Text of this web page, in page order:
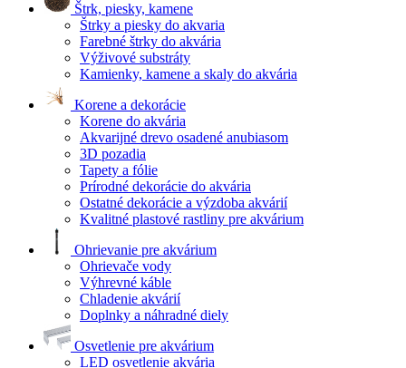
Štrk, piesky, kamene
Štrky a piesky do akvaria
Farebné štrky do akvária
Výživové substráty
Kamienky, kamene a skaly do akvária
Korene a dekorácie
Korene do akvária
Akvarijné drevo osadené anubiasom
3D pozadia
Tapety a fólie
Prírodné dekorácie do akvária
Ostatné dekorácie a výzdoba akvárií
Kvalitné plastové rastliny pre akvárium
Ohrievanie pre akvárium
Ohrievače vody
Výhrevné káble
Chladenie akvárií
Doplnky a náhradné diely
Osvetlenie pre akvárium
LED osvetlenie akvária